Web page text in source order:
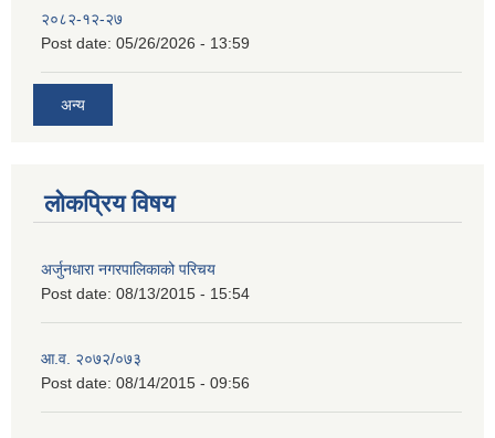
२०८२-१२-२७
Post date: 05/26/2026 - 13:59
अन्य
लोकप्रिय विषय
अर्जुनधारा नगरपालिकाको परिचय
Post date: 08/13/2015 - 15:54
आ.व. २०७२/०७३
Post date: 08/14/2015 - 09:56